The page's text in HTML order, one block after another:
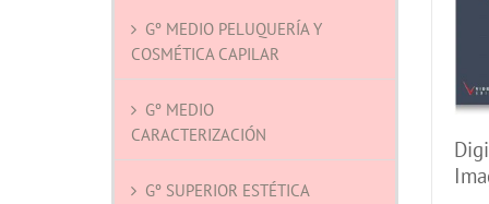
Gº MEDIO PELUQUERÍA Y
COSMÉTICA CAPILAR
Gº MEDIO
CARACTERIZACIÓN
Gº SUPERIOR ESTÉTICA